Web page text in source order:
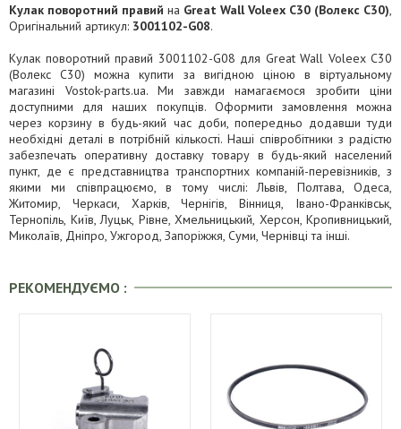
Кулак поворотний правий на Great Wall Voleex C30 (Волекс C30),
Оригінальний артикул: 3001102-G08.
Кулак поворотний правий 3001102-G08 для Great Wall Voleex C30
(Волекс C30) можна купити за вигідною ціною в віртуальному
магазині Vostok-parts.ua. Ми завжди намагаємося зробити ціни
доступними для наших покупців. Оформити замовлення можна
через корзину в будь-який час доби, попередньо додавши туди
необхідні деталі в потрібній кількості. Наші співробітники з радістю
забезпечать оперативну доставку товару в будь-який населений
пункт, де є представництва транспортних компаній-перевізників, з
якими ми співпрацюємо, в тому числі: Львів, Полтава, Одеса,
Житомир, Черкаси, Харків, Чернігів, Вінниця, Івано-Франківськ,
Тернопіль, Київ, Луцьк, Рівне, Хмельницький, Херсон, Кропивницький,
Миколаїв, Дніпро, Ужгород, Запоріжжя, Суми, Чернівці та інші.
РЕКОМЕНДУЄМО :